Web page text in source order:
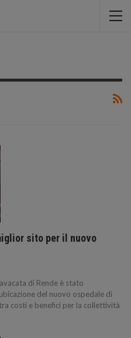
sito per il nuovo
di Rende è stato
del nuovo ospedale di
costi e benefici per la collettività